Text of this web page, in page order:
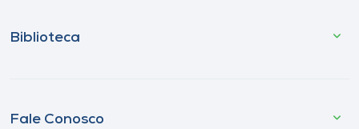
Biblioteca
Fale Conosco